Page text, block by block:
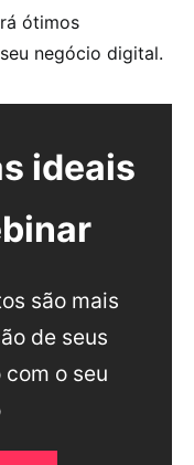
ótimos
negócio digital.
ideais
são mais
de seus
o seu